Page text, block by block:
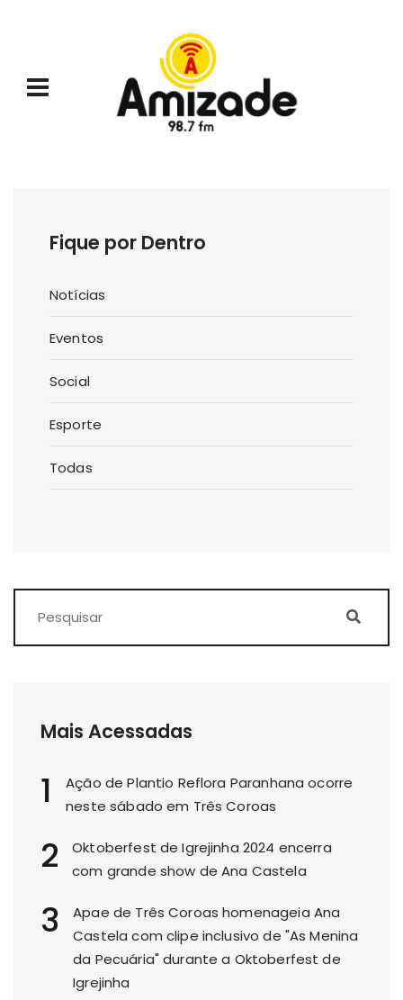
Fique por Dentro
Notícias
Eventos
Social
Esporte
Todas
Mais Acessadas
1
Ação de Plantio Reflora Paranhana ocorre
neste sábado em Três Coroas
2
Oktoberfest de Igrejinha 2024 encerra
com grande show de Ana Castela
3
Apae de Três Coroas homenageia Ana
Castela com clipe inclusivo de "As Menina
da Pecuária" durante a Oktoberfest de
Igrejinha